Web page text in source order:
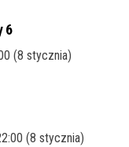
6
(8 stycznia)
(8 stycznia)